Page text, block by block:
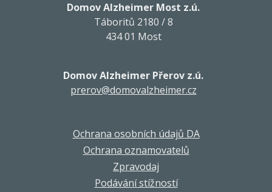
Domov Alzheimer Most z.ú.
Táboritů 2180 / 8
434 01 Most
Domov Alzheimer Přerov z.ú.
prerov@domovalzheimer.cz
Ochrana osobních údajů DA
Ochrana oznamovatelů
Zpravodaj
Podávání stížností